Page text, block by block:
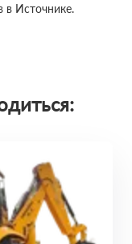
в Источнике.